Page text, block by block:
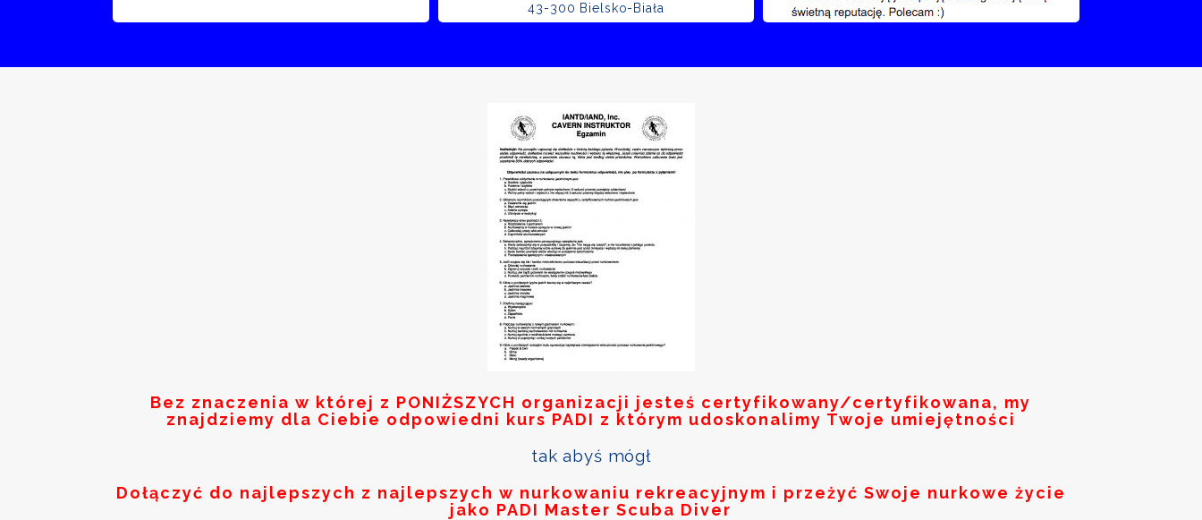
43-300 Bielsko-Biała
Bez znaczenia w której z PONIŻSZYCH organizacji jesteś certyfikowany/certyfikowana, my
znajdziemy dla Ciebie odpowiedni kurs PADI z którym udoskonalimy Twoje umiejętności
tak abyś mógł
Dołączyć do najlepszych z najlepszych w nurkowaniu rekreacyjnym i przeżyć Swoje nurkowe życie
jako PADI Master Scuba Diver